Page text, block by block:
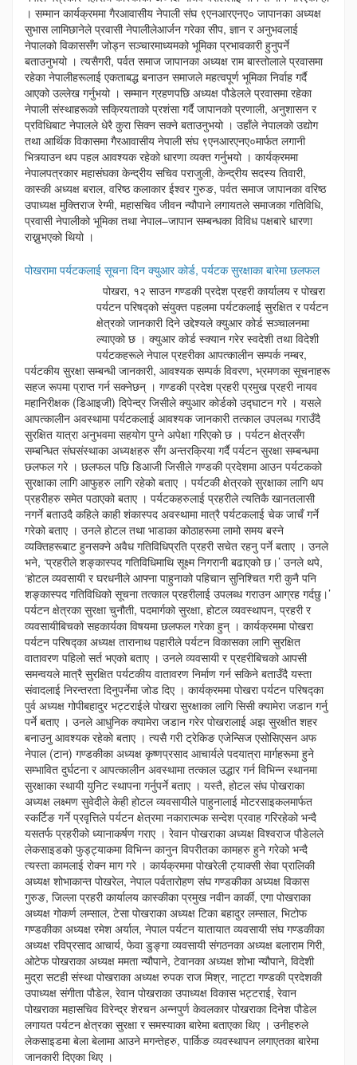
। सम्मान कार्यक्रममा गैरआवासीय नेपाली संघ ९एनआरएनए० जापानका अध्यक्ष
सुभास लामिछानेले प्रवासी नेपालीलेआर्जन गरेका सीप, ज्ञान र अनुभवलाई
नेपालको विकाससँग जोड्न सञ्चारमाध्यमको भूमिका प्रभावकारी हुनुपर्ने
बताउनुभयो । त्यसैगरी, पर्वत समाज जापानका अध्यक्ष राम बास्तोलाले प्रवासमा
रहेका नेपालीहरूलाई एकताबद्ध बनाउन समाजले महत्वपूर्ण भूमिका निर्वाह गर्दै
आएको उल्लेख गर्नुभयो । सम्मान ग्रहणपछि अध्यक्ष पौडेलले प्रवासमा रहेका
नेपाली संस्थाहरूको सक्रियताको प्रशंसा गर्दै जापानको प्रणाली, अनुशासन र
प्रविधिबाट नेपालले धेरै कुरा सिक्न सक्ने बताउनुभयो । उहाँले नेपालको उद्योग
तथा आर्थिक विकासमा गैरआवासीय नेपाली संघ ९एनआरएनए०मार्फत लगानी
भित्र्याउन थप पहल आवश्यक रहेको धारणा व्यक्त गर्नुभयो । कार्यक्रममा
नेपालपत्रकार महासंघका केन्द्रीय सचिव पराजुली, केन्द्रीय सदस्य तिवारी,
कास्की अध्यक्ष बराल, वरिष्ठ कलाकार ईश्वर गुरुङ, पर्वत समाज जापानका वरिष्ठ
उपाध्यक्ष मुक्तिराज रेग्मी, महासचिव जीवन न्यौपाने लगायतले समाजका गतिविधि,
प्रवासी नेपालीको भूमिका तथा नेपाल–जापान सम्बन्धका विविध पक्षबारे धारणा
राख्नुभएको थियो ।
पोखरामा पर्यटकलाई सूचना दिन क्युआर कोर्ड, पर्यटक सुरक्षाका बारेमा छलफल
पोखरा, १२ साउन गण्डकी प्रदेश प्रहरी कार्यालय र पोखरा
पर्यटन परिषद्को संयुक्त पहलमा पर्यटकलाई सुरक्षित र पर्यटन
क्षेत्रको जानकारी दिने उद्देश्यले क्युआर कोर्ड सञ्चालनमा
ल्याएको छ । क्युआर कोर्ड स्क्यान गरेर स्वदेशी तथा विदेशी
पर्यटकहरूले नेपाल प्रहरीका आपत्कालीन सम्पर्क नम्बर,
पर्यटकीय सुरक्षा सम्बन्धी जानकारी, आवश्यक सम्पर्क विवरण, भ्रमणका सूचनाहरू
सहज रूपमा प्राप्त गर्न सक्नेछन् । गण्डकी प्रदेश प्रहरी प्रमुख प्रहरी नायव
महानिरीक्षक (डिआइजी) दिपेन्द्र जिसीले क्युआर कोर्डको उद्घाटन गरे । यसले
आपत्कालीन अवस्थामा पर्यटकलाई आवश्यक जानकारी तत्काल उपलब्ध गराउँदै
सुरक्षित यात्रा अनुभवमा सहयोग पुग्ने अपेक्षा गरिएको छ । पर्यटन क्षेत्रसँग
सम्बन्धित संघसंस्थाका अध्यक्षहरु सँग अन्तरक्रिया गर्दै पर्यटन सुरक्षा सम्बन्धमा
छलफल गरे । छलफल पछि डिआजी जिसीले गण्डकी प्रदेशमा आउन पर्यटकको
सुरक्षाका लागि आफुहरु लागि रहेको बताए । पर्यटकी क्षेत्रको सुरक्षाका लागि थप
प्रहरीहरु समेत पठाएको बताए । पर्यटकहरुलाई प्रहरीले त्यतिकै खानतलासी
नगर्ने बताउदै कहिले काही शंकास्पद अवस्थामा मात्रै पर्यटकलाई चेक जाचँ गर्ने
गरेको बताए । उनले होटल तथा भाडाका कोठाहरूमा लामो समय बस्ने
व्यक्तिहरूबाट हुनसक्ने अवैध गतिविधिप्रति प्रहरी सचेत रहनु पर्ने बताए । उनले
भने, ‘प्रहरीले शङ्कास्पद गतिविधिमाथि सूक्ष्म निगरानी बढाएको छ।’ उनले थपे,
‘होटल व्यवसायी र घरधनीले आफ्ना पाहुनाको पहिचान सुनिश्चित गरी कुनै पनि
शङ्कास्पद गतिविधिको सूचना तत्काल प्रहरीलाई उपलब्ध गराउन आग्रह गर्दछु।’
पर्यटन क्षेत्रका सुरक्षा चुनौती, पदमार्गको सुरक्षा, होटल व्यवस्थापन, प्रहरी र
व्यवसायीबिचको सहकार्यका विषयमा छलफल गरेका हुन् । कार्यक्रममा पोखरा
पर्यटन परिषद्का अध्यक्ष तारानाथ पहारीले पर्यटन विकासका लागि सुरक्षित
वातावरण पहिलो सर्त भएको बताए । उनले व्यवसायी र प्रहरीबिचको आपसी
समन्वयले मात्रै सुरक्षित पर्यटकीय वातावरण निर्माण गर्न सकिने बताउँदै यस्ता
संवादलाई निरन्तरता दिनुपर्नेमा जोड दिए । कार्यक्रममा पोखरा पर्यटन परिषद्का
पुर्व अध्यक्ष गोपीबहादुर भट्टराईले पोखरा सुरक्षाका लागि सिसी क्यामेरा जडान गर्नु
पर्ने बताए । उनले आधुनिक क्यामेरा जडान गरेर पोखरालाई अझ सुरक्षीत शहर
बनाउनु आवश्यक रहेको बताए । त्यसै गरी ट्रेकिङ एजेन्सिज एसोसिएसन अफ
नेपाल (टान) गण्डकीका अध्यक्ष कृष्णप्रसाद आचार्यले पदयात्रा मार्गहरूमा हुने
सम्भावित दुर्घटना र आपत्कालीन अवस्थामा तत्काल उद्धार गर्न विभिन्न स्थानमा
सुरक्षाका स्थायी युनिट स्थापना गर्नुपर्ने बताए । यस्तै, होटल संघ पोखराका
अध्यक्ष लक्ष्मण सुवेदीले केही होटल व्यवसायीले पाहुनालाई मोटरसाइकलमार्फत
स्कर्टिङ गर्ने प्रवृत्तिले पर्यटन क्षेत्रमा नकारात्मक सन्देश प्रवाह गरिरहेको भन्दै
यसतर्फ प्रहरीको ध्यानाकर्षण गराए । रेवान पोखराका अध्यक्ष विश्वराज पौडेलले
लेकसाइडको फुड्ट्याकमा विभिन्न कानुन विपरीतका कामहरु हुने गरेको भन्दै
त्यस्ता कामलाई रोक्न माग गरे । कार्यक्रममा पोखरेली ट्याक्सी सेवा प्रालिकी
अध्यक्ष शोभाकान्त पोखरेल, नेपाल पर्वतारोहण संघ गण्डकीका अध्यक्ष विकास
गुरुङ, जिल्ला प्रहरी कार्यालय कास्कीका प्रमुख नवीन कार्की, एगा पोखराका
अध्यक्ष गोकर्ण लम्साल, टेसा पोखराका अध्यक्ष टिका बहादुर लम्साल, भिटोफ
गण्डकीका अध्यक्ष रमेश अर्याल, नेपाल पर्यटन यातायात व्यवसायी संघ गण्डकीका
अध्यक्ष रविप्रसाद आचार्य, फेवा डुङ्गा व्यवसायी संगठनका अध्यक्ष बलाराम गिरी,
ओटेफ पोखराका अध्यक्ष ममता न्यौपाने, टेवानका अध्यक्ष शोभा न्यौपाने, विदेशी
मुद्रा सटही संस्था पोखराका अध्यक्ष रुपक राज मिश्र, नाट्टा गण्डकी प्रदेशकी
उपाध्यक्ष संगीता पौडेल, रेवान पोखराका उपाध्यक्ष विकास भट्टराई, रेवान
पोखराका महासचिव विरेन्द्र शेरचन अन्नपुर्ण केवलकार पोखराका दिनेश पौडेल
लगायत पर्यटन क्षेत्रका सुरक्षा र समस्याका बारेमा बताएका थिए । उनीहरुले
लेकसाइडमा बेला बेलामा आउने मगन्तेहरु, पार्किङ व्यवस्थापन लगाएतका बारेमा
जानकारी दिएका थिए ।